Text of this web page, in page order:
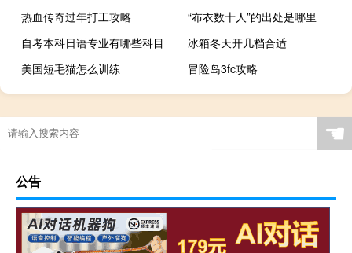
热血传奇过年打工攻略
“布衣数十人”的出处是哪里
自考本科日语专业有哪些科目
冰箱冬天开几档合适
美国短毛猫怎么训练
冒险岛3fc攻略
☚
公告